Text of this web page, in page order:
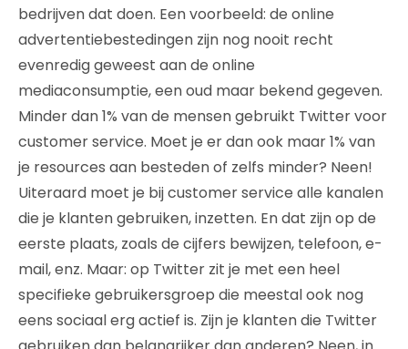
bedrijven dat doen. Een voorbeeld: de online
advertentiebestedingen zijn nog nooit recht
evenredig geweest aan de online
mediaconsumptie, een oud maar bekend gegeven.
Minder dan 1% van de mensen gebruikt Twitter voor
customer service. Moet je er dan ook maar 1% van
je resources aan besteden of zelfs minder? Neen!
Uiteraard moet je bij customer service alle kanalen
die je klanten gebruiken, inzetten. En dat zijn op de
eerste plaats, zoals de cijfers bewijzen, telefoon, e-
mail, enz. Maar: op Twitter zit je met een heel
specifieke gebruikersgroep die meestal ook nog
eens sociaal erg actief is. Zijn je klanten die Twitter